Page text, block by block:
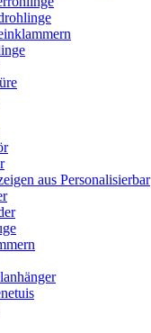
aus Personalisierbar